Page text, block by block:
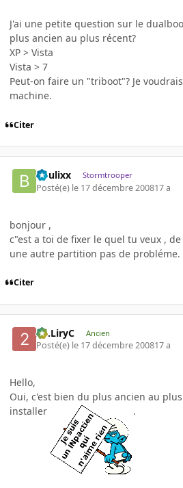
J'ai une petite question sur le
plus ancien au plus récent?
XP > Vista
Vista > 7
Peut-on faire un "triboot"? Je
machine.
Citer
boulixx Stormtrooper
Posté(e) le 17 décembre 200817 a
bonjour ,
c"est a toi de fixer le quel tu veux ,
une autre partition pas de probléme.
Citer
2C.LiryC Ancien
Posté(e) le 17 décembre 200817 a
Hello,
Oui, c'est bien du plus ancien au
installer
.